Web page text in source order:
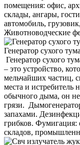
помещения: офис,
склады, ангары,
автомобиль,
Животноводческие
Генератор сухого
Генератор сухого
– это устройство,
мельчайших частиц,
места и истребитель
обычного дыма, он не
грязи.
запахами.
грибков. Фумигация:
складов,